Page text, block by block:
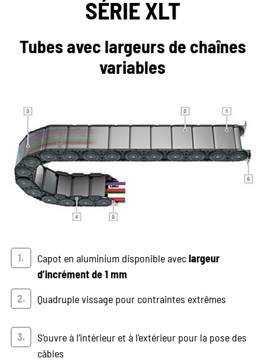
SÉRIE XLT
Tubes avec largeurs de chaînes
variables
Capot en aluminium disponible aveclargeur
d’incrément de 1 mm
Quadruple vissage pour contraintes extrêmes
S’ouvre à l’intérieur et à l’extérieur pour la pose des
câbles